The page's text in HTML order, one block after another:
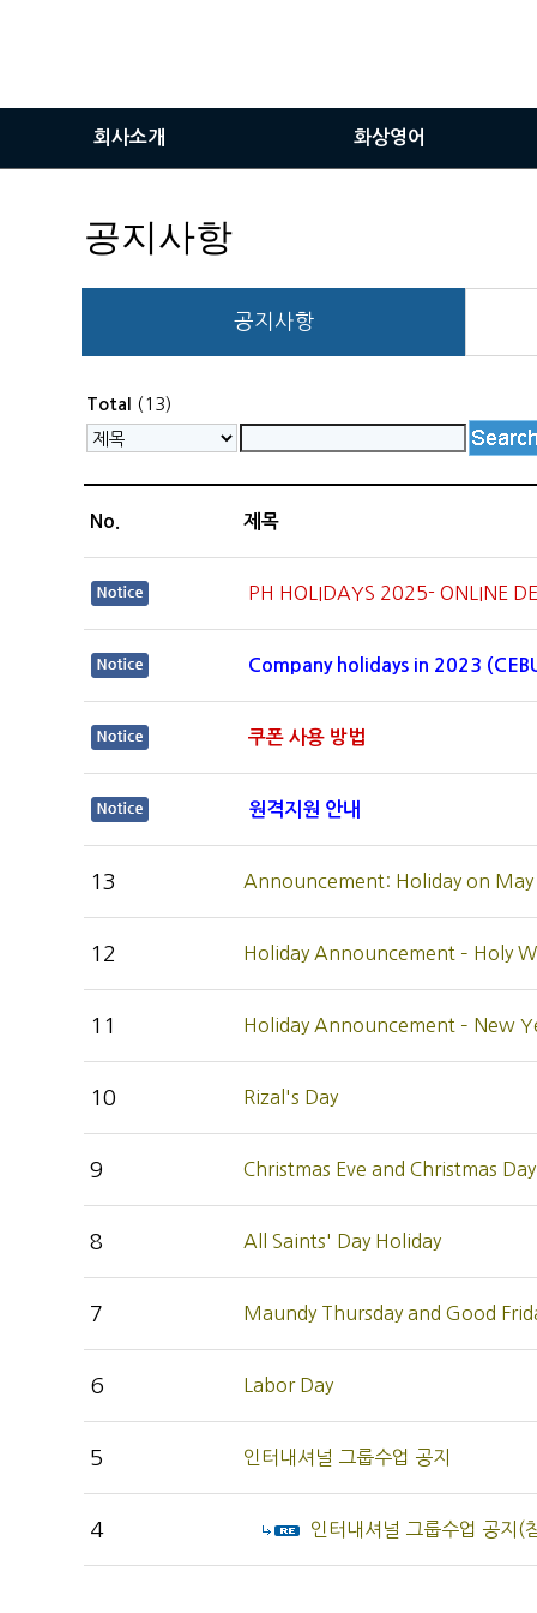
회사소개
비전
화상영어
서비스이용안내
공지사항
공지사항
Total (13)
No. 제목
PH HOLIDAYS 2025- ONLINE
Company holidays in 2023
쿠폰 사용 방법
원격지원 안내
13 Announcement: Holiday on
12 Holiday Announcement – Holy
11 Holiday Announcement – New
10 Rizal's Day
9 Christmas Eve and Christmas
8 All Saints' Day Holiday
7 Maundy Thursday and Good
6 Labor Day
5 인터내셔널 그룹수업 공지
4 인터내셔널 그룹수업 공지